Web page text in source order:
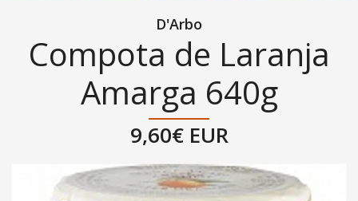
D'Arbo
Compota de Laranja
Amarga 640g
9,60€ EUR